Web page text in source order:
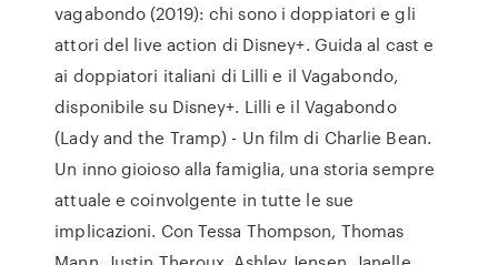
vagabondo (2019): chi sono i doppiatori e gli
attori del live action di Disney+. Guida al cast e
ai doppiatori italiani di Lilli e il Vagabondo,
disponibile su Disney+. Lilli e il Vagabondo
(Lady and the Tramp) - Un film di Charlie Bean.
Un inno gioioso alla famiglia, una storia sempre
attuale e coinvolgente in tutte le sue
implicazioni. Con Tessa Thompson, Thomas